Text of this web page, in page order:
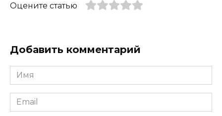
Оцените статью
Добавить комментарий
Имя
*
Email
*